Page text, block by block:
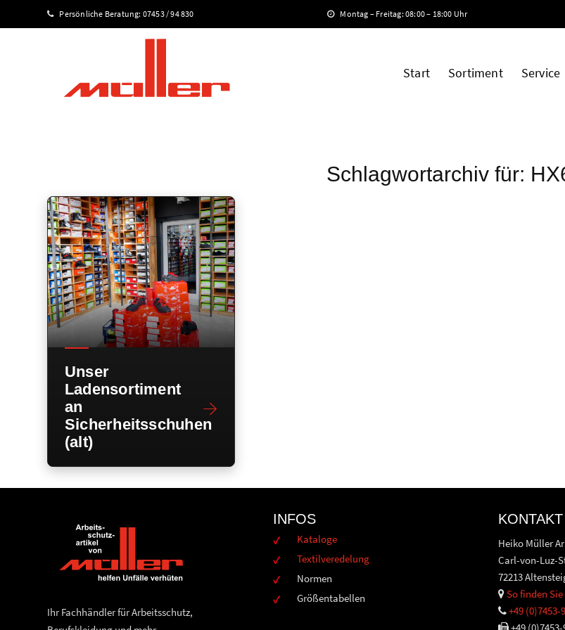
Persönliche Beratung: 07453 / 94 830 Montag – Freitag: 08:00 – 18:00 Uhr
Start Sortiment Service
Schlagwortarchiv für:
Unser
Ladensortiment
an
Sicherheitsschuhen
(alt)
Ihr Fachhändler für Arbeitsschutz,
INFOS
Kataloge
Textilveredelung
Normen
Größentabellen
KONTAKT
Heiko Müller
Carl-von-Luz-
72213
So finden Sie
+49 (0)7453-